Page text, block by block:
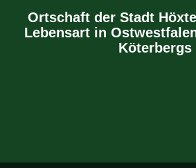
Ortschaft der Stadt
Lebensart in
Köterbergs